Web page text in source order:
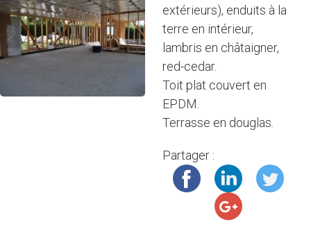
extérieurs), enduits à la
terre en intérieur,
lambris en châtaigner,
red-cedar.
Toit plat couvert en
EPDM.
Terrasse en douglas.
Partager :